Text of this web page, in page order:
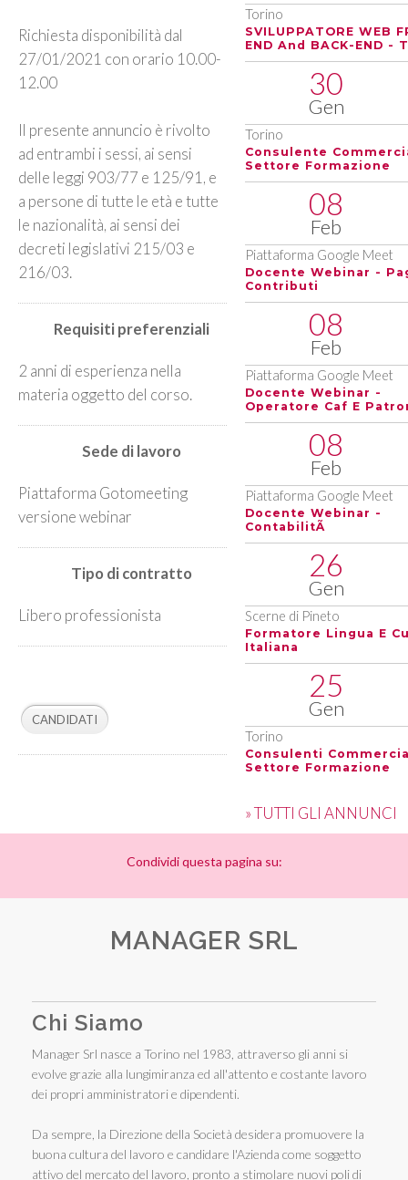
Richiesta disponibilità dal
27/01/2021 con orario 10.00-
12.00
Il presente annuncio è rivolto
ad entrambi i sessi, ai sensi
delle leggi 903/77 e 125/91, e
a persone di tutte le età e tutte
le nazionalità, ai sensi dei
decreti legislativi 215/03 e
216/03.
Requisiti preferenziali
2 anni di esperienza nella
materia oggetto del corso.
Sede di lavoro
Piattaforma Gotomeeting
versione webinar
Tipo di contratto
Libero professionista
Torino
SVILUPPATORE WEB
END And BACK-END -
30
Gen
Torino
Consulente
Settore Formazione
08
Feb
Piattaforma Google Meet
Docente Webinar -
Contributi
08
Feb
Piattaforma Google Meet
Docente Webinar -
Operatore Caf E
08
Feb
Piattaforma Google Meet
Docente Webinar -
ContabilitÃ
26
Gen
Scerne di Pineto
Formatore Lingua E
Italiana
25
Gen
Torino
Consulenti
Settore Formazione
» TUTTI GLI ANNUNCI
Condividi questa pagina su:
MANAGER SRL
Chi Siamo
Manager Srl nasce a Torino nel 1983, attraverso gli anni si
evolve grazie alla lungimiranza ed all'attento e costante lavoro
dei propri amministratori e dipendenti.
Da sempre, la Direzione della Società desidera promuovere la
buona cultura del lavoro e candidare l'Azienda come soggetto
attivo del mercato del lavoro, pronto a stimolare nuovi poli di